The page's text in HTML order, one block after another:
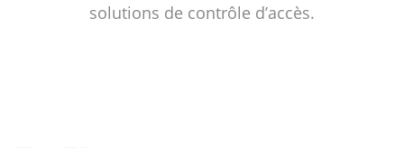
solutions de contrôle d’accès.